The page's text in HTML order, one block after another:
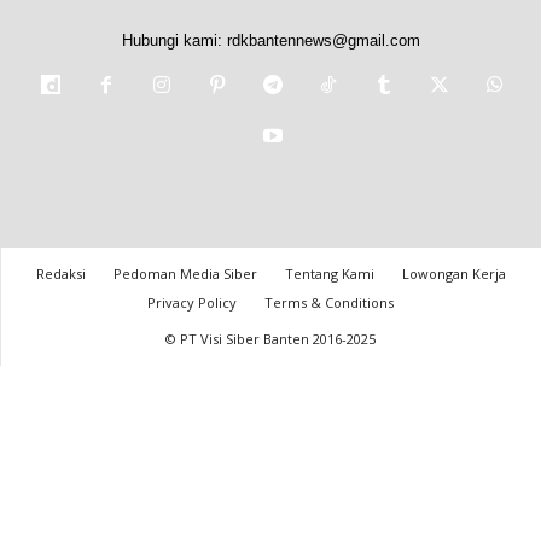
Hubungi kami: rdkbantennews@gmail.com
Redaksi Pedoman Media Siber Tentang Kami
Lowongan Kerja
Privacy Policy
Terms & Conditions
© PT Visi Siber Banten 2016-2025